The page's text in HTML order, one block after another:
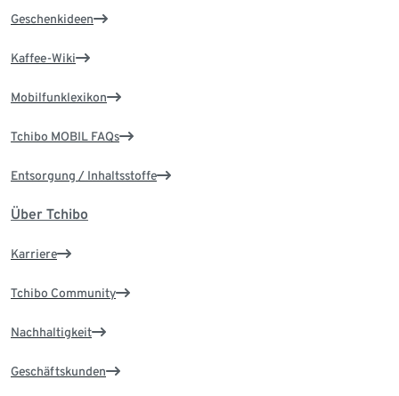
Geschenkideen
Kaffee-Wiki
Mobilfunklexikon
Tchibo MOBIL FAQs
Entsorgung / Inhaltsstoffe
Über Tchibo
Karriere
Tchibo Community
Nachhaltigkeit
Geschäftskunden